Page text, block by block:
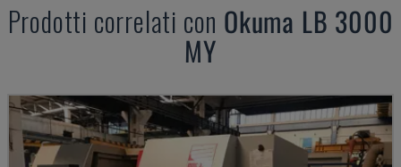
Prodotti correlati con Okuma LB 3000
MY